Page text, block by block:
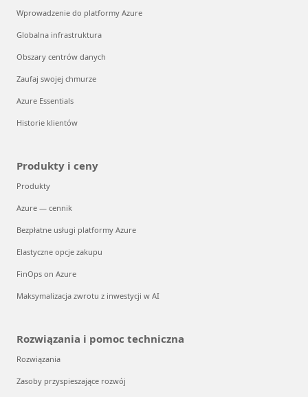
Wprowadzenie do platformy Azure
Globalna infrastruktura
Obszary centrów danych
Zaufaj swojej chmurze
Azure Essentials
Historie klientów
Produkty i ceny
Produkty
Azure — cennik
Bezpłatne usługi platformy Azure
Elastyczne opcje zakupu
FinOps on Azure
Maksymalizacja zwrotu z inwestycji w AI
Rozwiązania i pomoc techniczna
Rozwiązania
Zasoby przyspieszające rozwój